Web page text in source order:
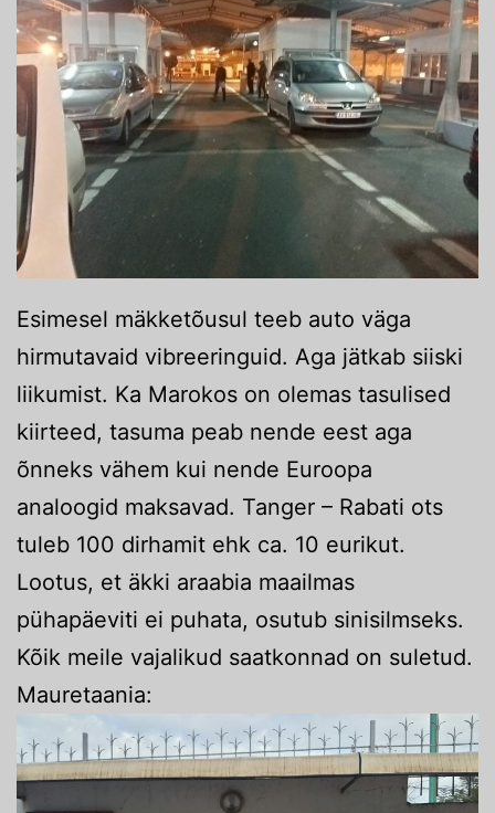
Esimesel mäkketõusul teeb auto väga
hirmutavaid vibreeringuid. Aga jätkab siiski
liikumist. Ka Marokos on olemas tasulised
kiirteed, tasuma peab nende eest aga
õnneks vähem kui nende Euroopa
analoogid maksavad. Tanger – Rabati ots
tuleb 100 dirhamit ehk ca. 10 eurikut.
Lootus, et äkki araabia maailmas
pühapäeviti ei puhata, osutub sinisilmseks.
Kõik meile vajalikud saatkonnad on suletud.
Mauretaania: